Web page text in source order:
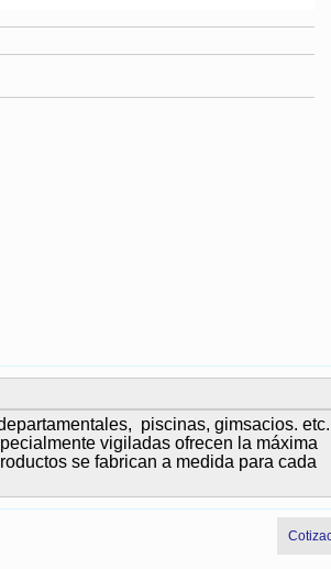
piscinas, gimsacios.
vigiladas ofrecen la máxima
se fabrican a medida para cada